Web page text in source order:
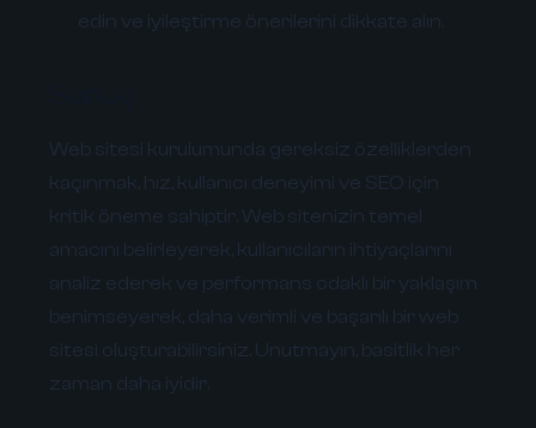
edin ve iyileştirme önerilerini dikkate alın.
Web sitesi kurulumunda gereksiz özelliklerden
kaçınmak, hız, kullanıcı deneyimi ve SEO için
kritik öneme sahiptir. Web sitenizin temel
amacını belirleyerek, kullanıcıların ihtiyaçlarını
analiz ederek ve performans odaklı bir yaklaşım
benimseyerek, daha verimli ve başarılı bir web
sitesi oluşturabilirsiniz. Unutmayın, basitlik her
zaman daha iyidir.